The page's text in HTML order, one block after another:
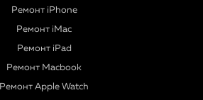
Ремонт iPhone
Ремонт iMac
Ремонт iPad
Ремонт Macbook
Ремонт Apple Watch